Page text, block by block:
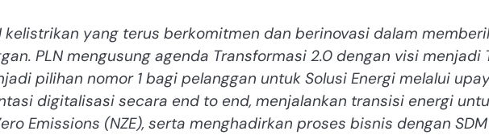
kelistrikan yang terus berkomitmen dan berinovasi dalam
PLN mengusung agenda Transformasi 2.0 dengan visi menjadi
pilihan nomor 1 bagi pelanggan untuk Solusi Energi melalui
digitalisasi secara end to end, menjalankan transisi energi
Emissions (NZE), serta menghadirkan proses bisnis dengan SDM